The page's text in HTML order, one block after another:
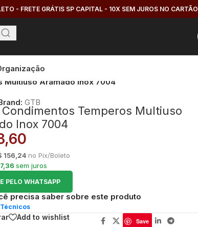
- FRETE GRÁTIS SP CAPITAL - 10X SEM JUROS NO CARTÃO
Multiuso Aramado Inox 7004
GTB
Condimentos Temperos Multiuso
Inox 7004
156,24 no Pix/Boleto
sem juros
PELO WHATSAPP
precisa saber sobre este produto
Add to wishlist Save